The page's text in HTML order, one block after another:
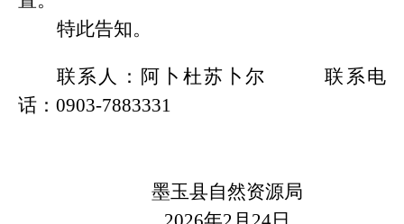
特此告知。
联系人：阿卜杜苏卜尔
联系电
话： 0903-7883331
墨玉县自然资源局